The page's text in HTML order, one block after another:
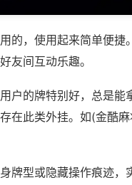
的，使用起来简单便捷
友间互动乐趣。
户的牌特别好，总是能
在此类外挂。如(金酷
牌型或隐藏操作痕迹，